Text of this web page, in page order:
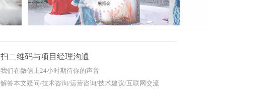
扫二维码与项目经理沟通
我们在微信上24小时期待你的声音
解答本文疑问/技术咨询/运营咨询/技术建议/互联网交流